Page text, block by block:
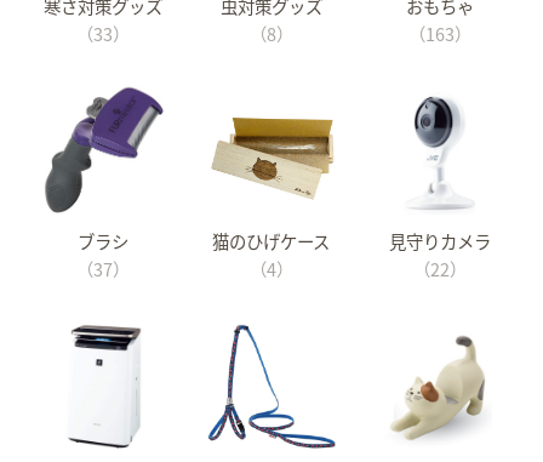
（33）
（8）
（163）
ブラシ
（37）
猫のひげケース
（4）
見守りカメラ
（22）